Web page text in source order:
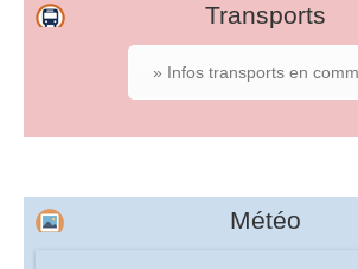
Transports
» Infos transports en
Météo